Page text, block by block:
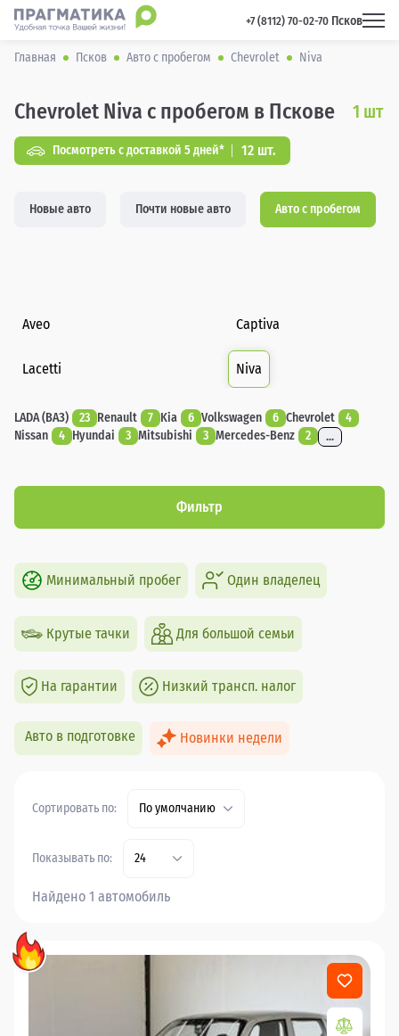
+7 (8112) 70-02-70 Псков
Главная Псков Авто с пробегом Chevrolet Niva
Chevrolet Niva с пробегом в Пскове 1 шт
Посмотреть с доставкой 5 дней* 12 шт.
Новые авто Почти новые авто Авто с пробегом
Aveo Captiva
Lacetti Niva
LADA (ВАЗ) 23 Renault 7 Kia 6 Volkswagen 6 Chevrolet
4
Nissan
4 Hyundai 3 Mitsubishi 3 Mercedes-Benz 2 ...
Фильтр
Минимальный пробег Один владелец
Крутые тачки Для большой семьи
На гарантии Низкий трансп. налог
Авто в подготовке Новинки недели
Сортировать по: По умолчанию
Показывать по: 24
Найдено 1 автомобиль